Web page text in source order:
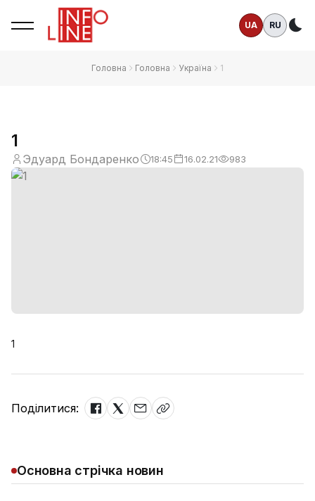
UA RU
Головна Головна Україна 1
1
Эдуард Бондаренко 18:45 16.02.21 983
1
Поділитися:
Основна стрічка новин